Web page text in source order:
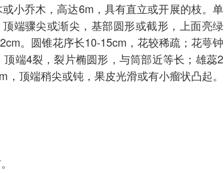
小乔木，高达6m，具有直立或开展的枝。单
端骤尖或渐尖，基部圆形或截形，上面亮绿
。圆锥花序长10-15cm，花较稀疏；花萼钟
端4裂，裂片椭圆形，与筒部近等长；雄蕊2
顶端稍尖或钝，果皮光滑或有小瘤状凸起。